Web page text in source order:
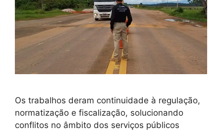
Os trabalhos deram continuidade à regulação,
normatização e fiscalização, solucionando
conflitos no âmbito dos serviços públicos